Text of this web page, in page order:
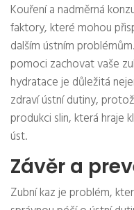
Kouření a nadměrná
faktory, které mohou
dalším ústním
pomoci zachovat vaše
hydratace je důležitá
zdraví ústní dutiny,
produkci slin, která hraje
úst.
Závěr a
Zubní kaz je problém,